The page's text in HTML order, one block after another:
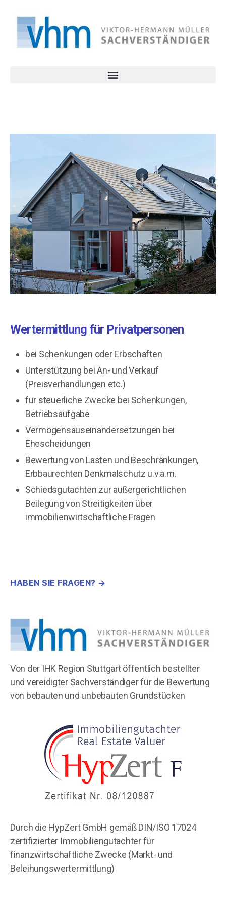
Wertermittlung für Privatpersonen
bei Schenkungen oder Erbschaften
Unterstützung bei An- und Verkauf
(Preisverhandlungen etc.)
für steuerliche Zwecke bei Schenkungen,
Betriebsaufgabe
Vermögensauseinandersetzungen bei
Ehescheidungen
Bewertung von Lasten und Beschränkungen,
Erbbaurechten Denkmalschutz u.v.a.m.
Schiedsgutachten zur außergerichtlichen
Beilegung von Streitigkeiten über
immobilienwirtschaftliche Fragen
HABEN SIE FRAGEN? →
Von der IHK Region Stuttgart öffentlich bestellter
und vereidigter Sachverständiger für die Bewertung
von bebauten und unbebauten Grundstücken
Durch die HypZert GmbH gemäß DIN/ISO 17024
zertifizierter Immobiliengutachter für
finanzwirtschaftliche Zwecke (Markt- und
Beleihungswertermittlung)